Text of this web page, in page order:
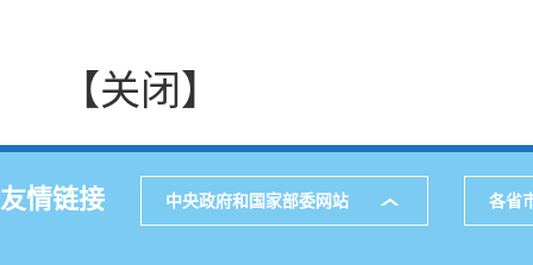
【关闭】
友情链接 中央政府和国家部委网站 各省